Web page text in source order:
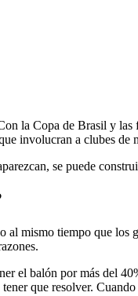
la Copa de Brasil y
involucran a clubes
se puede
al mismo tiempo que
el balón por más del
que resolver.